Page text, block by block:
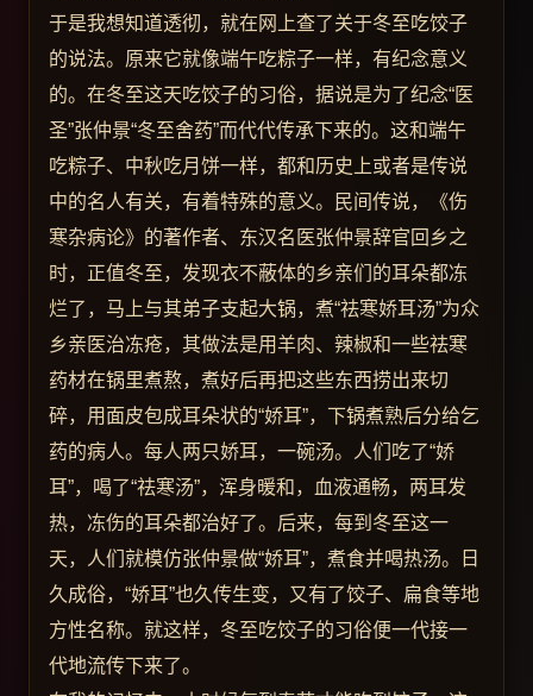
于是我想知道透彻，就在网上查了关于冬至吃饺子
的说法。原来它就像端午吃粽子一样，有纪念意义
的。在冬至这天吃饺子的习俗，据说是为了纪念“医
圣”张仲景“冬至舍药”而代代传承下来的。这和端午
吃粽子、中秋吃月饼一样，都和历史上或者是传说
中的名人有关，有着特殊的意义。民间传说，《伤
寒杂病论》的著作者、东汉名医张仲景辞官回乡之
时，正值冬至，发现衣不蔽体的乡亲们的耳朵都冻
烂了，马上与其弟子支起大锅，煮“祛寒娇耳汤”为众
乡亲医治冻疮，其做法是用羊肉、辣椒和一些祛寒
药材在锅里煮熬，煮好后再把这些东西捞出来切
碎，用面皮包成耳朵状的“娇耳”，下锅煮熟后分给乞
药的病人。每人两只娇耳，一碗汤。人们吃了“娇
耳”，喝了“祛寒汤”，浑身暖和，血液通畅，两耳发
热，冻伤的耳朵都治好了。后来，每到冬至这一
天，人们就模仿张仲景做“娇耳”，煮食并喝热汤。日
久成俗，“娇耳”也久传生变，又有了饺子、扁食等地
方性名称。就这样，冬至吃饺子的习俗便一代接一
代地流传下来了。